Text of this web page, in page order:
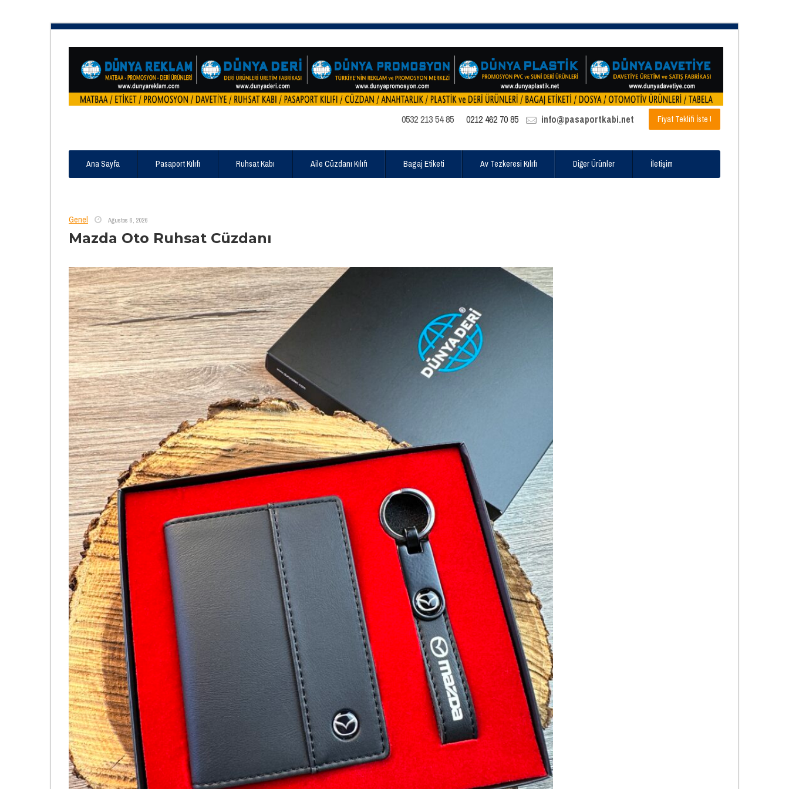
0532 213 54 85 0212 462 70 85 info@pasaportkabi.net Fiyat Teklifi İste !
Ana Sayfa Pasaport Kılıfı Ruhsat Kabı Aile Cüzdanı Kılıfı Bagaj Etiketi Av Tezkeresi Kılıfı Diğer Ürünler İletişim
Genel Ağustos 6, 2026
Mazda Oto Ruhsat Cüzdanı